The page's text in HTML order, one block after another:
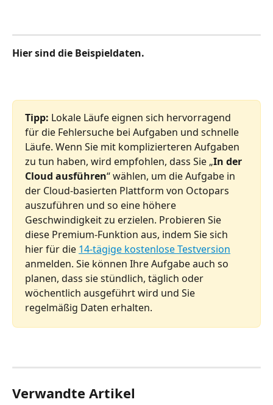
Hier sind die Beispieldaten.
Tipp: Lokale Läufe eignen sich hervorragend
für die Fehlersuche bei Aufgaben und schnelle
Läufe. Wenn Sie mit komplizierteren Aufgaben
zu tun haben, wird empfohlen, dass Sie „In der
Cloud ausführen“ wählen, um die Aufgabe in
der Cloud-basierten Plattform von Octopars
auszuführen und so eine höhere
Geschwindigkeit zu erzielen. Probieren Sie
diese Premium-Funktion aus, indem Sie sich
hier für die 14-tägige kostenlose Testversion
anmelden. Sie können Ihre Aufgabe auch so
planen, dass sie stündlich, täglich oder
wöchentlich ausgeführt wird und Sie
regelmäßig Daten erhalten.
Verwandte Artikel